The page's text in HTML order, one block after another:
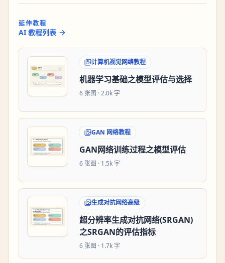
延伸教程
AI 教程列表
计算机视觉网络教程
机器学习基础之模型评估与选择
6 张图 ·2.0k 字
GAN 网络教程
GAN网络训练过程之模型评估
6 张图 · 1.5k 字
生成对抗网络高级
超分辨率生成对抗网络(SRGAN)
之SRGAN的评估指标
6 张图 · 1.7k 字